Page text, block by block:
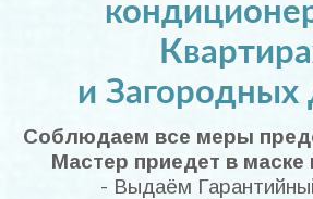
и Загородных
Соблюдаем все меры
Мастер приедет в маске
- Выдаём